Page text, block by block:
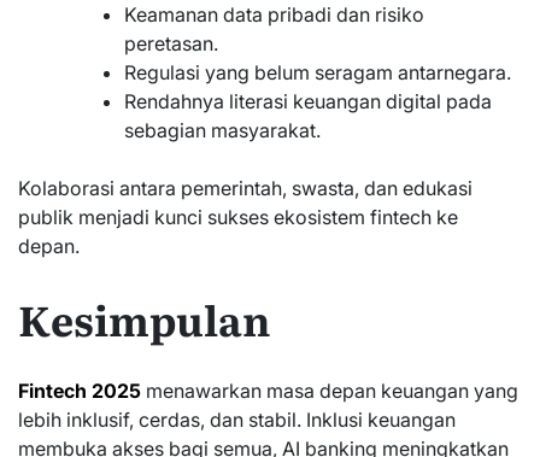
Keamanan data pribadi dan risiko
peretasan.
Regulasi yang belum seragam antarnegara.
Rendahnya literasi keuangan digital pada
sebagian masyarakat.
Kolaborasi antara pemerintah, swasta, dan edukasi
publik menjadi kunci sukses ekosistem fintech ke
depan.
Kesimpulan
Fintech 2025 menawarkan masa depan keuangan yang
lebih inklusif, cerdas, dan stabil. Inklusi keuangan
membuka akses bagi semua, AI banking meningkatkan